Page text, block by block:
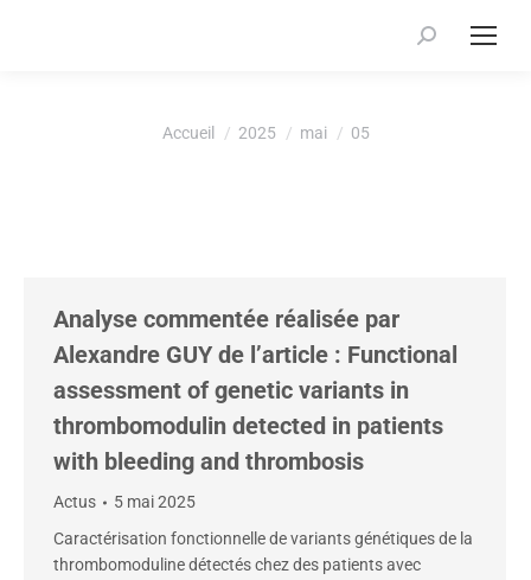
Recherche
Accueil 2025 mai 05
Analyse commentée réalisée par
Alexandre GUY de l’article : Functional
assessment of genetic variants in
thrombomodulin detected in patients
with bleeding and thrombosis
Actus
5 mai 2025
Caractérisation fonctionnelle de variants génétiques de la
thrombomoduline détectés chez des patients avec